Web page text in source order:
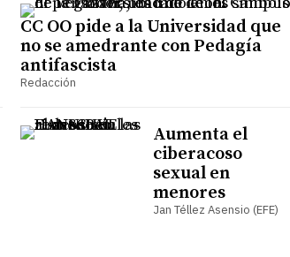
CC OO pide a la Universidad que
no se amedrante con Pedagía
antifascista
Redacción
Aumenta el
ciberacoso
sexual en
menores
Jan Téllez Asensio (EFE)